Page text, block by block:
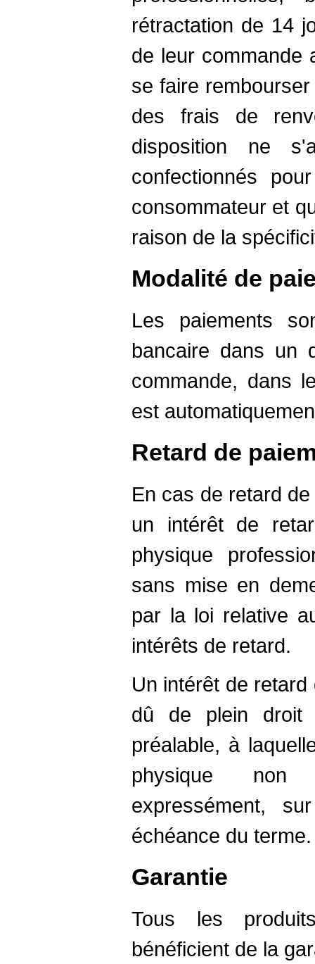
rétractation de 14
de leur commande
se faire
des frais de
disposition ne
confectionnés
consommateur et
raison de la
Modalité de
Les paiements
bancaire dans un
commande, dans
est
Retard de
En cas de retard
un intérêt de
physique
sans mise en
par la loi relative
intérêts de retard.
Un intérêt de
dû de plein droit
préalable, à
physique non
expressément,
échéance du terme.
Garantie
Tous les
bénéficient de la